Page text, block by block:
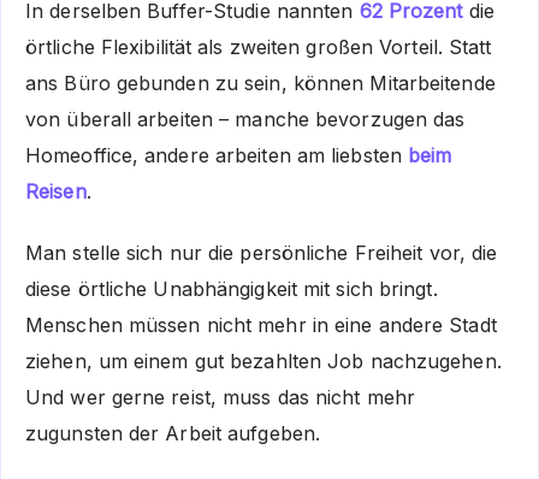
In derselben Buffer-Studie nannten 62 Prozentdie
örtliche Flexibilität als zweiten großen Vorteil. Statt
ans Büro gebunden zu sein, können Mitarbeitende
von überall arbeiten – manche bevorzugen das
Homeoffice, andere arbeiten am liebsten beim
Reisen.
Man stelle sich nur die persönliche Freiheit vor, die
diese örtliche Unabhängigkeit mit sich bringt.
Menschen müssen nicht mehr in eine andere Stadt
ziehen, um einem gut bezahlten Job nachzugehen.
Und wer gerne reist, muss das nicht mehr
zugunsten der Arbeit aufgeben.